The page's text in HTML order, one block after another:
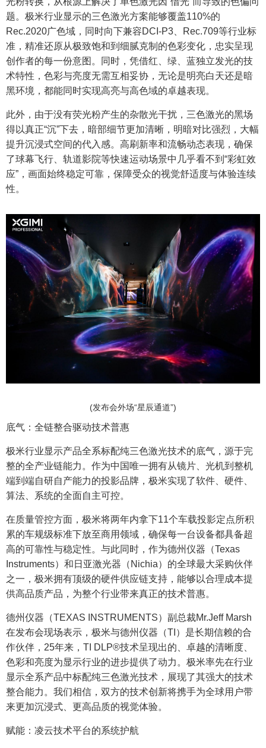
题。极米行业显示的三色激光方案能够覆盖110%的
Rec.2020广色域，同时向下兼容DCI-P3、Rec.709等行业标
准，精准还原从极致饱和到细腻克制的色彩变化，忠实呈现
创作者的每一份意图。同时，凭借红、绿、蓝独立发光的技
术特性，色彩与亮度无需互相妥协，无论是明亮白天还是暗
黑环境，都能同时实现高亮与高色域的卓越表现。
此外，由于没有荧光粉产生的杂散光干扰，三色激光的黑场
得以真正“沉”下去，暗部细节更加清晰，明暗对比强烈，大幅
提升沉浸式空间的代入感。高刷新率和流畅动态表现，确保
了球幕飞行、轨道影院等快速运动场景中几乎看不到“彩虹效
应”，画面始终稳定可靠，保障受众的视觉舒适度与体验连续
性。
(发布会外场“星辰通道”)
底气：全链整合驱动技术普惠
极米行业显示产品全系标配纯三色激光技术的底气，源于完
整的全产业链能力。作为中国唯一拥有从镜片、光机到整机
端到端自研自产能力的投影品牌，极米实现了软件、硬件、
算法、系统的全面自主可控。
在质量管控方面，极米将两年内拿下11个车载投影定点所积
累的车规级标准下放至商用领域，确保每一台设备都具备超
高的可靠性与稳定性。与此同时，作为德州仪器（Texas
Instruments）和日亚激光器（Nichia）的全球最大采购伙伴
之一，极米拥有顶级的硬件供应链支持，能够以合理成本提
供高品质产品，为整个行业带来真正的技术普惠。
德州仪器（TEXAS INSTRUMENTS）副总裁Mr.Jeff Marsh
在发布会现场表示，极米与德州仪器（TI）是长期信赖的合
作伙伴，25年来，TI DLP®技术呈现出的、卓越的清晰度、
色彩和亮度为显示行业的进步提供了动力。极米率先在行业
显示全系产品中标配纯三色激光技术，展现了其强大的技术
整合能力。我们相信，双方的技术创新将携手为全球用户带
来更加沉浸式、更高品质的视觉体验。
赋能：凌云技术平台的系统护航